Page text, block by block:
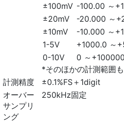
±100mV -100.00 ～
±20mV
-20.000 ～
±10mV
-10.000 ～
1-5V
+1000.0 ～
0-10V
0 ～
*そのほかの計測範囲
計測精度
±0.1%FS＋1digit
オーバー
サンプリ
ング
250kHz固定